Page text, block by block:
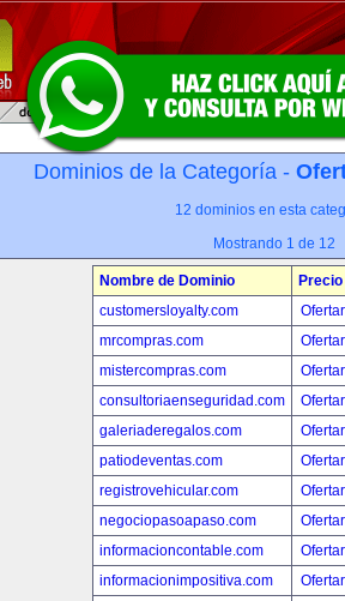
Dominios de la Categoría -
12 dominios en esta
Mostrando 1 de 12
Nombre de Dominio
Precio
customersloyalty.com
mrcompras.com
mistercompras.com
consultoriaenseguridad.com
galeriaderegalos.com
patiodeventas.com
registrovehicular.com
negociopasoapaso.com
informacioncontable.com
informacionimpositiva.com